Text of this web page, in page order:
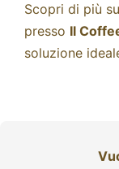
Scopri di più
presso Il
soluzione